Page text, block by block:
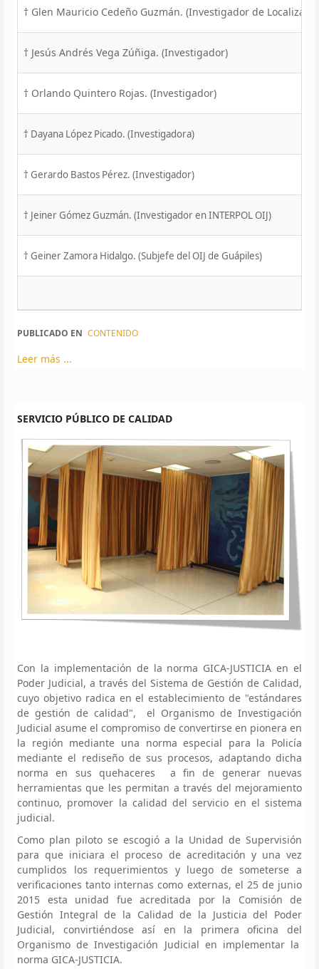
† Glen Mauricio Cedeño Guzmán. (Investigador de
† Jesús Andrés Vega Zúñiga. (Investigador)
† Orlando Quintero Rojas. (Investigador)
† Dayana López Picado. (Investigadora)
† Gerardo Bastos Pérez. (Investigador)
† Jeiner Gómez Guzmán. (Investigador en INTERPOL OIJ)
† Geiner Zamora Hidalgo. (Subjefe del OIJ de Guápiles)
PUBLICADO EN CONTENIDO
Leer más ...
SERVICIO PÚBLICO DE CALIDAD
Con la implementación de la norma GICA-JUSTICIA en el
Poder Judicial, a través del Sistema de Gestión de Calidad,
cuyo objetivo radica en el establecimiento de "estándares
de gestión de calidad", el Organismo de Investigación
Judicial asume el compromiso de convertirse en pionera en
la región mediante una norma especial para la Policía
mediante el rediseño de sus procesos, adaptando dicha
norma en sus quehaceres a fin de generar nuevas
herramientas que les permitan a través del mejoramiento
continuo, promover la calidad del servicio en el sistema
judicial.
Como plan piloto se escogió a la Unidad de Supervisión
para que iniciara el proceso de acreditación y una vez
cumplidos los requerimientos y luego de someterse a
verificaciones tanto internas como externas, el 25 de junio
2015 esta unidad fue acreditada por la Comisión de
Gestión Integral de la Calidad de la Justicia del Poder
Judicial, convirtiéndose así en la primera oficina del
Organismo de Investigación Judicial en implementar la
norma GICA-JUSTICIA.